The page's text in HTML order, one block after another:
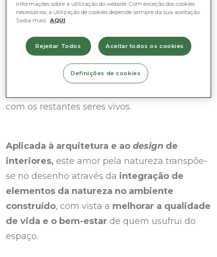
O que é o design biofílico?
(“vida”) efilia(“amizade” ou “amor”). Trata-
se de uma teoria do biólogo norte-americano
Edward O. Wilson (1929-2021), segundo a qual
com os restantes seres vivos.
Aplicada à arquitetura e ao design de
interiores, este amor pela natureza transpõe-
se no desenho através da integração de
elementos da natureza no ambiente
construído, com vista a melhorar a qualidade
de vida e o bem-estar de quem usufrui do
espaço.
informações sobre a utilização do website. Com exceção dos cookies
necessários, a utilização de cookies depende sempre da sua aceitação.
Saiba mais AQUI
Rejeitar Todos Aceitar todos os cookies
Definições de cookies